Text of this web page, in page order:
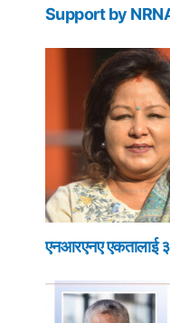
Support by
एनआरएनए एकतालाई